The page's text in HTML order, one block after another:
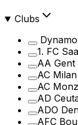
Clubs
1. FC
AA Gent
AC Milan
AC
AD
ADO
AFC